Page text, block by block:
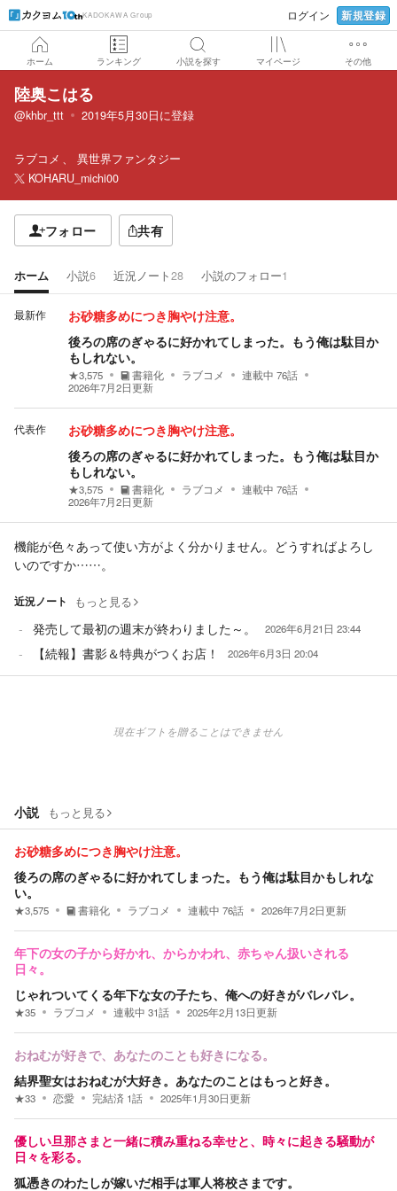
KADOKAWA Group ログイン 新規登録
ホーム ランキング 小説を探す マイページ その他
陸奥こはる
@khbr_ttt 2019年5月30日に登録
ラブコメ
異世界ファンタジー
KOHARU_michi00
フォロー 共有
ホーム 小説6 近況ノート28 小説のフォロー1
最新作 お砂糖多めにつき胸やけ注意。
後ろの席のぎゃるに好かれてしまった。もう俺は駄目か
もしれない。
★3,575 書籍化 ラブコメ 連載中 76話
2026年7月2日更新
代表作 お砂糖多めにつき胸やけ注意。
後ろの席のぎゃるに好かれてしまった。もう俺は駄目か
もしれない。
★3,575 書籍化 ラブコメ 連載中 76話
2026年7月2日更新
機能が色々あって使い方がよく分かりません。どうすればよろし
いのですか……。
近況ノート もっと見る
発売して最初の週末が終わりました～。 2026年6月21日 23:44
【続報】書影＆特典がつくお店！ 2026年6月3日 20:04
現在ギフトを贈ることはできません
小説 もっと見る
お砂糖多めにつき胸やけ注意。
後ろの席のぎゃるに好かれてしまった。もう俺は駄目かもしれな
い。
★3,575 書籍化 ラブコメ 連載中 76話 2026年7月2日更新
年下の女の子から好かれ、からかわれ、赤ちゃん扱いされる
日々。
じゃれついてくる年下な女の子たち、俺への好きがバレバレ。
★35 ラブコメ 連載中 31話 2025年2月13日更新
おねむが好きで、あなたのことも好きになる。
結界聖女はおねむが大好き。あなたのことはもっと好き。
★33 恋愛 完結済 1話 2025年1月30日更新
優しい旦那さまと一緒に積み重ねる幸せと、時々に起きる騒動が
日々を彩る。
狐憑きのわたしが嫁いだ相手は軍人将校さまです。